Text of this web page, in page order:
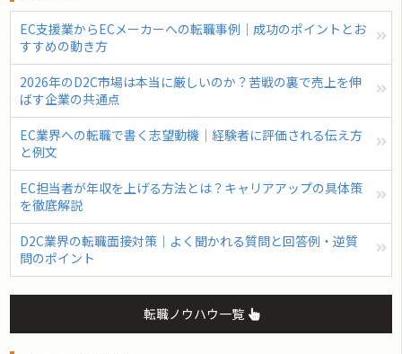
EC支援業からECメーカーへの転職事例｜成功のポイントとお
すすめの動き方
2026年のD2C市場は本当に厳しいのか？苦戦の裏で売上を伸
ばす企業の共通点
EC業界への転職で書く志望動機｜経験者に評価される伝え方
と例文
EC担当者が年収を上げる方法とは？キャリアアップの具体策
を徹底解説
D2C業界の転職面接対策｜よく聞かれる質問と回答例・逆質
問のポイント
転職ノウハウ一覧